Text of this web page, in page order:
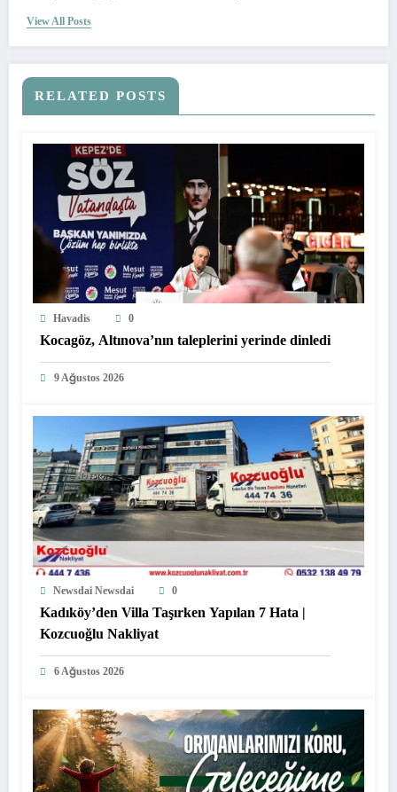
View All Posts
RELATED POSTS
Havadis 0
Kocagöz, Altınova’nın taleplerini yerinde dinledi
9 Ağustos 2026
Newsdai Newsdai 0
Kadıköy’den Villa Taşırken Yapılan 7 Hata |
Kozcuoğlu Nakliyat
6 Ağustos 2026